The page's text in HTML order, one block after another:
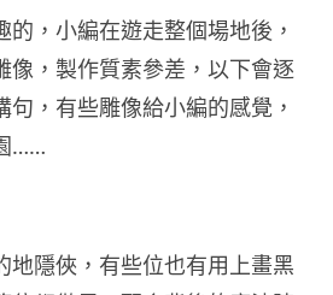
，小編在遊走整個場地後，
像，製作質素參差，以下會逐
，有些雕像給小編的感覺，
……
地隱俠，有些位也有用上畫黑